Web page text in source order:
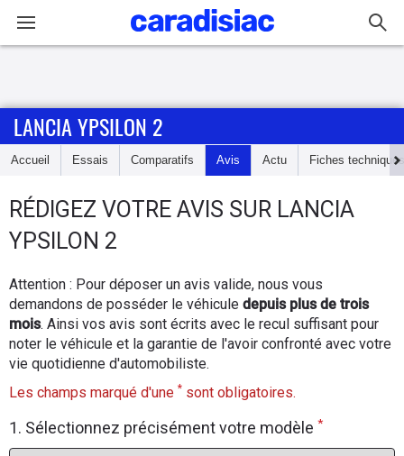
Accueil
Essais
d'achat
Electriques
Flottes
Auto
LANCIA YPSILON 2
Accueil Essais Comparatifs Avis Actu Fiches techniques
RÉDIGEZ VOTRE AVIS SUR LANCIA
YPSILON 2
Attention : Pour déposer un avis valide, nous vous
demandons de posséder le véhicule depuis plus de trois
mois. Ainsi vos avis sont écrits avec le recul suffisant pour
noter le véhicule et la garantie de l'avoir confronté avec votre
vie quotidienne d'automobiliste.
Les champs marqué d'une * sont obligatoires.
1. Sélectionnez précisément votre modèle *